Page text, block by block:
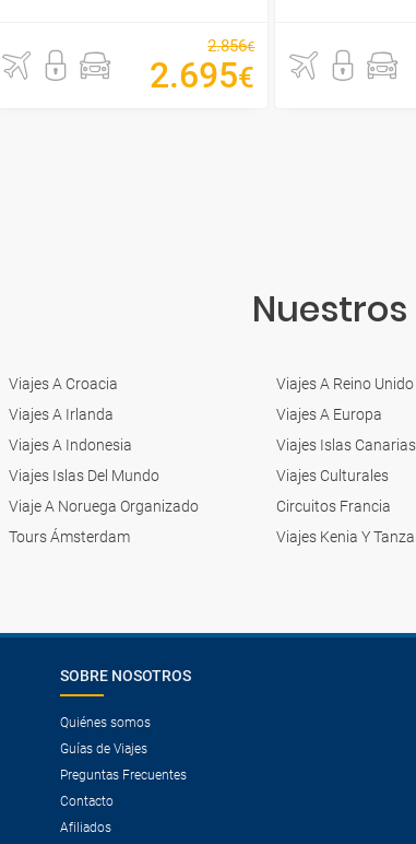
2.856€
2.695€
Viajes A Croacia Viajes A Reino Unido
Viajes A Irlanda Viajes A Europa
Viajes A Indonesia Viajes Islas Canarias
Viajes Islas Del Mundo Viajes Culturales
Viaje A Noruega Organizado Circuitos Francia
Tours Ámsterdam Viajes Kenia Y
SOBRE NOSOTROS
Quiénes somos
Guías de Viajes
Preguntas Frecuentes
Contacto
Afiliados